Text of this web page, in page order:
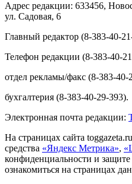
Адрес редакции: 633456,
ул. Садовая, 6
Главный редактор (8-383-40-
Телефон редакции (8-383-40-
отдел рекламы/факс (8-383-40-
бухгалтерия (8-383-40-29-393).
Электронная почта редакции:
На страницах сайта
средства «Яндекс Метрика»,
конфиденциальности и
ознакомиться на страницах